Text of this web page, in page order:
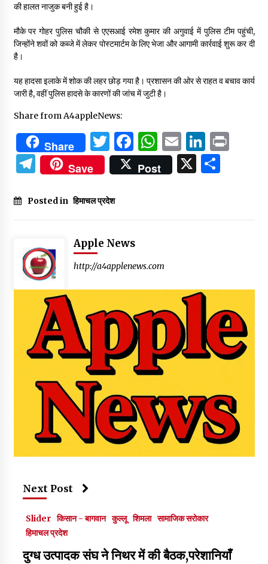
की हालत नाजुक बनी हुई है।
मौके पर गोहर पुलिस चौकी से एएसआई रमेश कुमार की अगुवाई में पुलिस टीम पहुंची,
जिन्होंने शवों को कब्जे में लेकर पोस्टमार्टम के लिए भेजा और आगामी कार्रवाई शुरू कर दी
है।
यह हादसा इलाके में शोक की लहर छोड़ गया है। प्रशासन की ओर से राहत व बचाव कार्य
जारी है, वहीं पुलिस हादसे के कारणों की जांच में जुटी है।
Share from A4appleNews:
Share Twitter
Facebook
WhatsApp
Email
Telegram
Save Post X
Posted in हिमाचल प्रदेश
Apple News
http://a4applenews.com
Next Post
Slider किसान - बागवान कुल्लू शिमला सामाजिक सरोकार
हिमाचल प्रदेश
दुग्ध उत्पादक संघ ने निथर में की बैठक,परेशानियाँ